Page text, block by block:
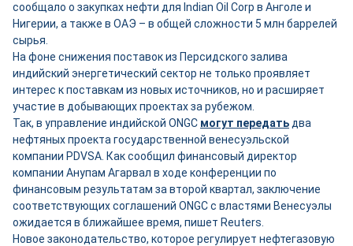
сообщало о закупках нефти для Indian Oil Corp в Анголе и
Нигерии, а также в ОАЭ – в общей сложности 5 млн баррелей
сырья.
На фоне снижения поставок из Персидского залива
индийский энергетический сектор не только проявляет
интерес к поставкам из новых источников, но и расширяет
участие в добывающих проектах за рубежом.
Так, в управление индийской ONGC могут передать два
нефтяных проекта государственной венесуэльской
компании PDVSA. Как сообщил финансовый директор
компании Анупам Агарвал в ходе конференции по
финансовым результатам за второй квартал, заключение
соответствующих соглашений ONGC с властями Венесуэлы
ожидается в ближайшее время, пишет Reuters.
Новое законодательство, которое регулирует нефтегазовую